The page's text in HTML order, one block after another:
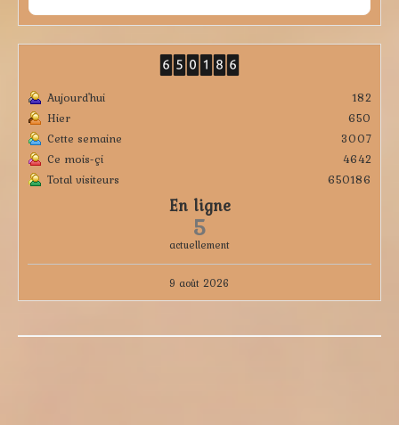
Aujourd'hui
182
Hier
650
Cette semaine
3007
Ce mois-çi
4642
Total visiteurs
650186
En ligne
5
actuellement
9 août 2026